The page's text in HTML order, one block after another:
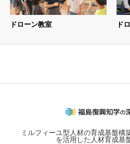
ドローン教室 ド
ミルフィーユ型人材の育成基盤構
を活用した人材育成基